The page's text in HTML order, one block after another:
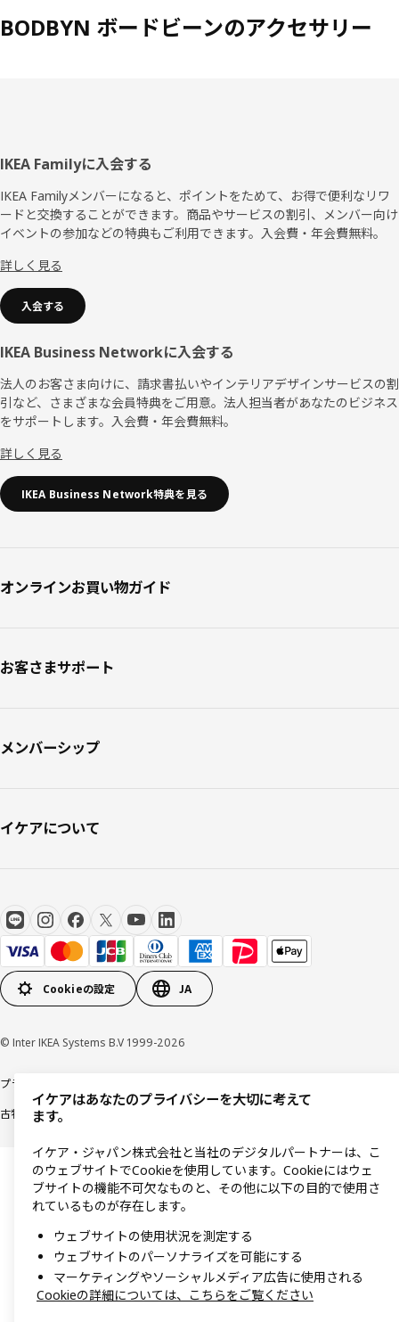
BODBYN ボードビーンのアクセサリー
フ
ッ
タ
IKEA Familyに入会する
IKEA Familyメンバーになると、ポイントをためて、お得で便利なリワ
ードと交換することができます。商品やサービスの割引、メンバー向け
イベントの参加などの特典もご利用できます。入会費・年会費無料。
詳しく見る
入会する
IKEA Business Networkに入会する
法人のお客さま向けに、請求書払いやインテリアデザインサービスの割
引など、さまざまな会員特典をご用意。法人担当者があなたのビジネス
をサポートします。入会費・年会費無料。
詳しく見る
IKEA Business Network特典を見る
オンラインお買い物ガイド
お客さまサポート
メンバーシップ
イケアについて
Cookieの設定 JA
© Inter IKEA Systems B.V 1999-2026
プライバシーポリシー
古物営業法に基づく表記
イケアはあなたのプライバシーを大切に考えて
ます。
イケア・ジャパン株式会社と当社のデジタルパートナーは、こ
のウェブサイトでCookieを使用しています。Cookieにはウェ
ブサイトの機能不可欠なものと、その他に以下の目的で使用さ
れているものが存在します。
ウェブサイトの使用状況を測定する
ウェブサイトのパーソナライズを可能にする
マーケティングやソーシャルメディア広告に使用される
Cookieの詳細については、こちらをご覧ください